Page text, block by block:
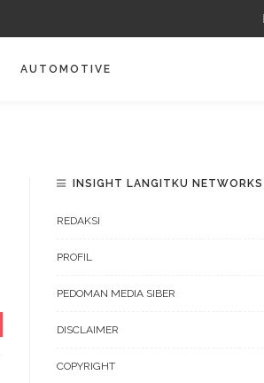
AUTOMOTIVE
INSIGHT LANGITKU NETWORKS
REDAKSI
PROFIL
PEDOMAN MEDIA SIBER
DISCLAIMER
COPYRIGHT